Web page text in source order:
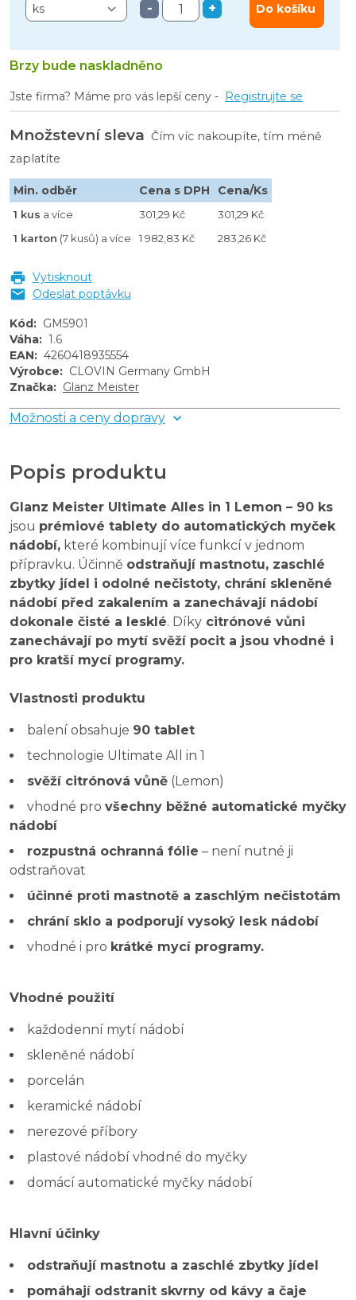
- + Do košíku
Brzy bude naskladněno
Jste firma? Máme pro vás lepší ceny - Registrujte se
Množstevní sleva Čím víc nakoupíte, tím méně
zaplatíte
Min. odběr Cena s DPH Cena/Ks
1 kus a více 301,29 Kč
301,29 Kč
1 karton (7 kusů) a více 1 982,83 Kč 283,26 Kč
Vytisknout
Odeslat poptávku
Kód: GM5901
Váha: 1.6
EAN: 4260418935554
Výrobce: CLOVIN Germany GmbH
Značka: Glanz Meister
Možnosti a ceny dopravy
Popis produktu
Glanz Meister Ultimate Alles in 1 Lemon – 90 ks
jsou prémiové tablety do automatických myček
nádobí, které kombinují více funkcí v jednom
přípravku. Účinně odstraňují mastnotu, zaschlé
zbytky jídel i odolné nečistoty, chrání skleněné
nádobí před zakalením a zanechávají nádobí
dokonale čisté a lesklé. Díky citrónové vůni
zanechávají po mytí svěží pocit a jsou vhodné i
pro kratší mycí programy.
Vlastnosti produktu
balení obsahuje 90 tablet
technologie Ultimate All in 1
svěží citrónová vůně (Lemon)
vhodné pro všechny běžné automatické myčky
nádobí
rozpustná ochranná fólie – není nutné ji
odstraňovat
účinné proti mastnotě a zaschlým nečistotám
chrání sklo a podporují vysoký lesk nádobí
vhodné i pro krátké mycí programy.
Vhodné použití
každodenní mytí nádobí
skleněné nádobí
porcelán
keramické nádobí
nerezové příbory
plastové nádobí vhodné do myčky
domácí automatické myčky nádobí
Hlavní účinky
odstraňují mastnotu a zaschlé zbytky jídel
pomáhají odstranit skvrny od kávy a čaje